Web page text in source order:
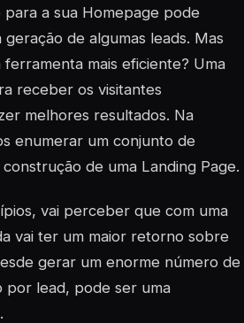
a sua Homepage pode
de algumas leads. Mas
mais eficiente? Uma
receber os visitantes
melhores resultados. Na
enumerar um conjunto de
de uma Landing Page.
vai perceber que com uma
vai ter um maior retorno sobre
gerar um enorme número de
por lead, pode ser uma